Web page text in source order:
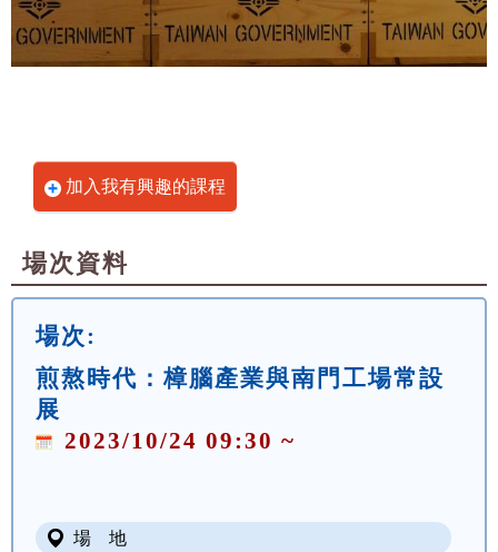
加入我有興趣的課程
場次資料
場次:
煎熬時代：樟腦產業與南門工場常設
展
2023/10/24 09:30 ~
場 地